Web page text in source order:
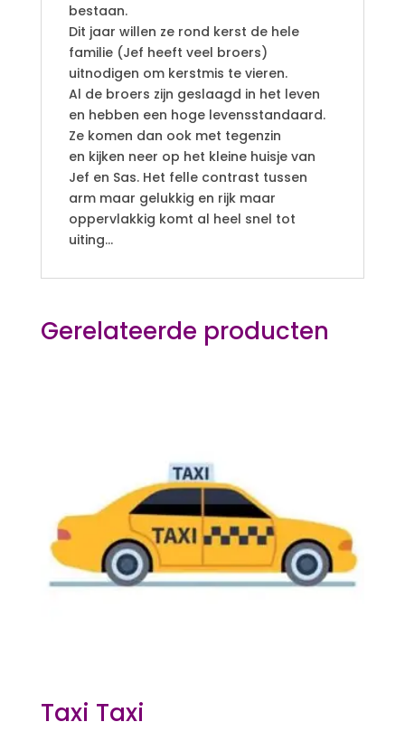
bestaan.
Dit jaar willen ze rond kerst de hele
familie (Jef heeft veel broers)
uitnodigen om kerstmis te vieren.
Al de broers zijn geslaagd in het leven
en hebben een hoge levensstandaard.
Ze komen dan ook met tegenzin
en kijken neer op het kleine huisje van
Jef en Sas. Het felle contrast tussen
arm maar gelukkig en rijk maar
oppervlakkig komt al heel snel tot
uiting…
Gerelateerde producten
Taxi Taxi